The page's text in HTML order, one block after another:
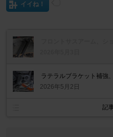
イイね！
ラテラルブラケット補強
2026年5月2日
記